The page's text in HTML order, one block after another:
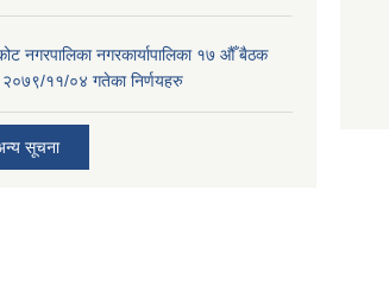
नगरपालिका नगरकार्यापालिका १७ औँ बैठक
२०७९/११/०४ गतेका निर्णयहरु
सूचना